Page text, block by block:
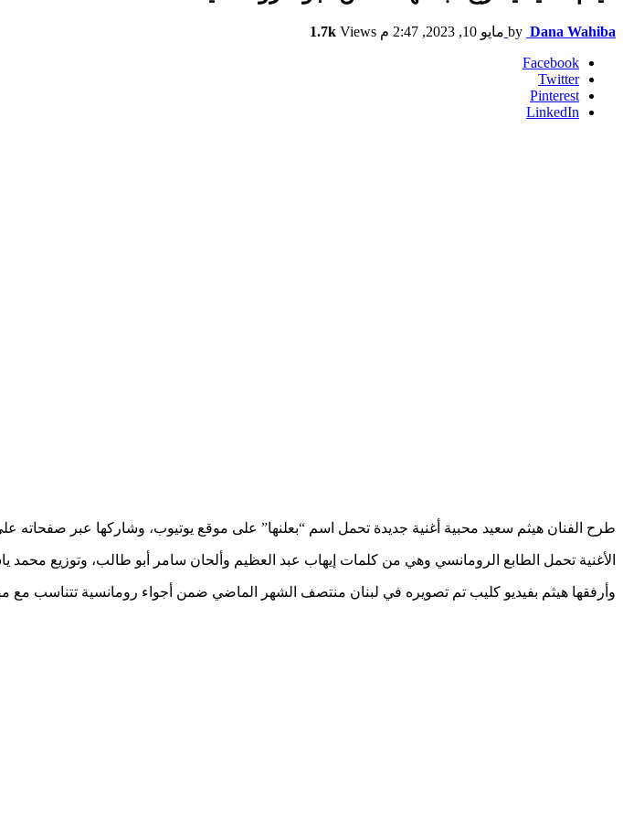
by Dana Wahiba مايو 10, 2023, 2:47 م 1.7k Views
Facebook
Twitter
Pinterest
LinkedIn
طرح الفنان هيثم سعيد محبية أغنية جديدة تحمل اسم “بعلنها” على موقع يوتيوب، وشاركها عبر صفحاته
الأغنية تحمل الطابع الرومانسي وهي من كلمات إيهاب عبد العظيم وألحان سامر أبو طالب، وتوزيع محمد
وأرفقها هيثم بفيديو كليب تم تصويره في لبنان منتصف الشهر الماضي ضمن أجواء رومانسية تتناسب مع